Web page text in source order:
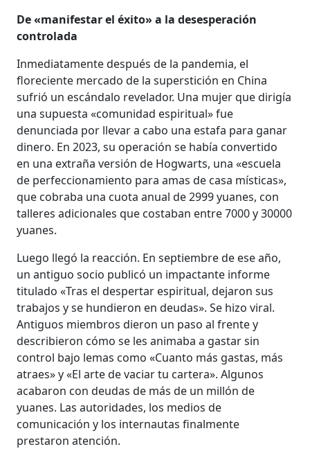
De «manifestar el éxito» a la desesperación
controlada
Inmediatamente después de la pandemia, el
floreciente mercado de la superstición en China
sufrió un escándalo revelador. Una mujer que dirigía
una supuesta «comunidad espiritual» fue
denunciada por llevar a cabo una estafa para ganar
dinero. En 2023, su operación se había convertido
en una extraña versión de Hogwarts, una «escuela
de perfeccionamiento para amas de casa místicas»,
que cobraba una cuota anual de 2999 yuanes, con
talleres adicionales que costaban entre 7000 y 30000
yuanes.
Luego llegó la reacción. En septiembre de ese año,
un antiguo socio publicó un impactante informe
titulado «Tras el despertar espiritual, dejaron sus
trabajos y se hundieron en deudas». Se hizo viral.
Antiguos miembros dieron un paso al frente y
describieron cómo se les animaba a gastar sin
control bajo lemas como «Cuanto más gastas, más
atraes» y «El arte de vaciar tu cartera». Algunos
acabaron con deudas de más de un millón de
yuanes. Las autoridades, los medios de
comunicación y los internautas finalmente
prestaron atención.